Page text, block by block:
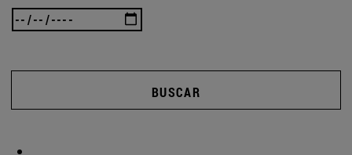
BUSCAR